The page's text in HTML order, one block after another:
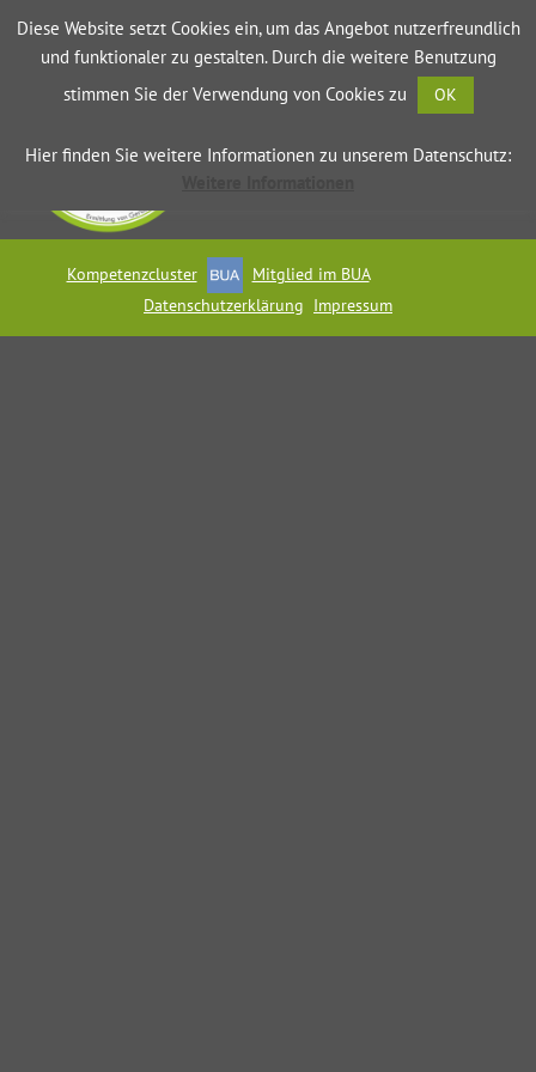
Datenschutzerklärung Impressum
Kompetenzcluster
Mitglied im BUA
Datenschutzerklärung Impressum
Diese Website setzt Cookies ein, um das Angebot nutzerfreundlich
und funktionaler zu gestalten. Durch die weitere Benutzung
stimmen Sie der Verwendung von Cookies zu
OK
Hier finden Sie weitere Informationen zu unserem Datenschutz: